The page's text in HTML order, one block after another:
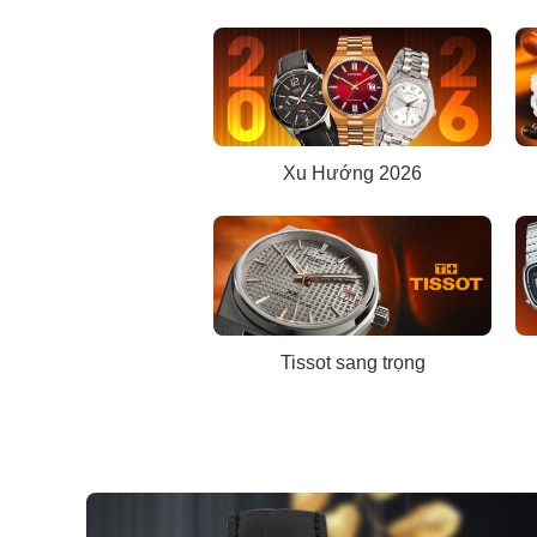
Xu Hướng 2026
Tissot sang trọng